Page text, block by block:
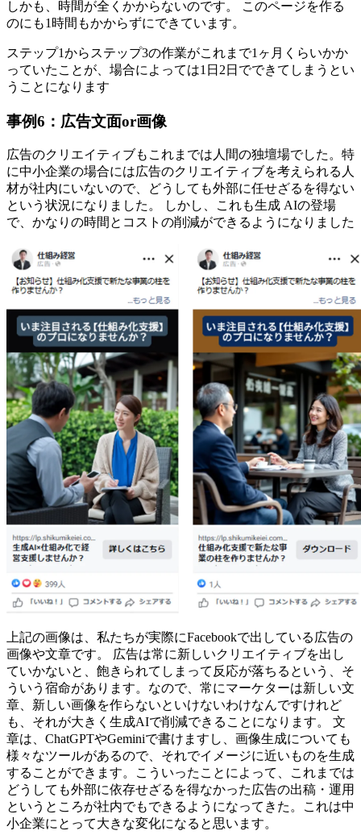
しかも、時間が全くかからないのです。 このページを作る
のにも1時間もかからずにできています。
ステップ1からステップ3の作業がこれまで1ヶ月くらいかか
っていたことが、場合によっては1日2日でできてしまうとい
うことになります
事例6：広告文面or画像
広告のクリエイティブもこれまでは人間の独壇場でした。特
に中小企業の場合には広告のクリエイティブを考えられる人
材が社内にいないので、どうしても外部に任せざるを得ない
という状況になりました。 しかし、これも生成 AIの登場
で、かなりの時間とコストの削減ができるようになりました
上記の画像は、私たちが実際にFacebookで出している広告の
画像や文章です。 広告は常に新しいクリエイティブを出し
ていかないと、飽きられてしまって反応が落ちるという、そ
ういう宿命があります。なので、常にマーケターは新しい文
章、新しい画像を作らないといけないわけなんですけれど
も、それが大きく生成AIで削減できることになります。 文
章は、ChatGPTやGeminiで書けますし、画像生成についても
様々なツールがあるので、それでイメージに近いものを生成
することができます。こういったことによって、これまでは
どうしても外部に依存せざるを得なかった広告の出稿・運用
というところが社内でもできるようになってきた。これは中
小企業にとって大きな変化になると思います。